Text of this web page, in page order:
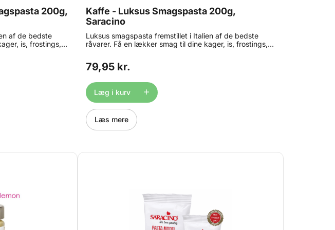
200g,
af de bedste
is, frostings,
Anbefalet
Kaffe - Luksus Smagspasta 200g,
Saracino
Luksus smagspasta fremstillet i Italien af de bedste
råvarer. Få en lækker smag til dine kager, is, frostings,
og tåler naturligvis også en tur i fryseren. Anbefalet
Indhold: 200 g.
79,95 kr.
Læg i kurv
Læs mere